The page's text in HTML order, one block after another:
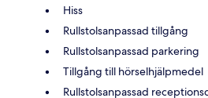
Hiss
Rullstolsanpassad tillgång
Rullstolsanpassad parkering
Tillgång till hörselhjälpmedel
Rullstolsanpassad